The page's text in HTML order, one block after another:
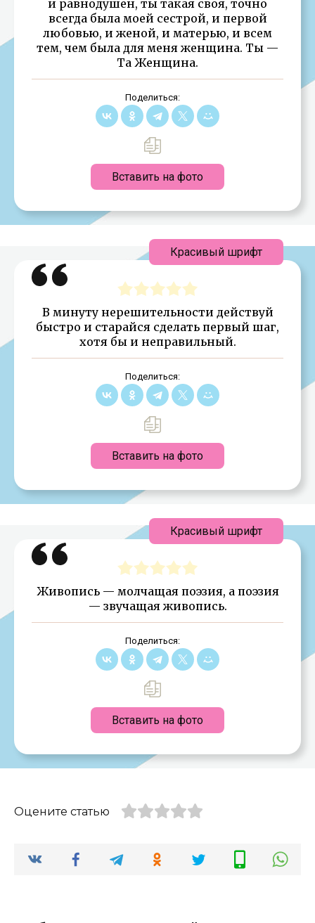
и равнодушен, ты такая своя, точно
всегда была моей сестрой, и первой
любовью, и женой, и матерью, и всем
тем, чем была для меня женщина. Ты —
Та Женщина.
Поделиться:
Вставить на фото
В минуту нерешительности действуй
быстро и старайся сделать первый шаг,
хотя бы и неправильный.
Поделиться:
Вставить на фото
Красивый шрифт
Живопись — молчащая поэзия, а поэзия
— звучащая живопись.
Поделиться:
Вставить на фото
Красивый шрифт
Оцените статью